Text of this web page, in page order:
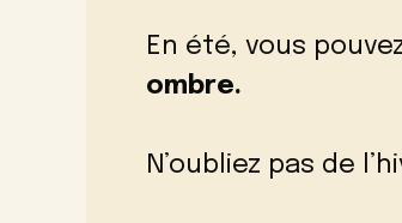
En été, vous
ombre.
N’oubliez pas de